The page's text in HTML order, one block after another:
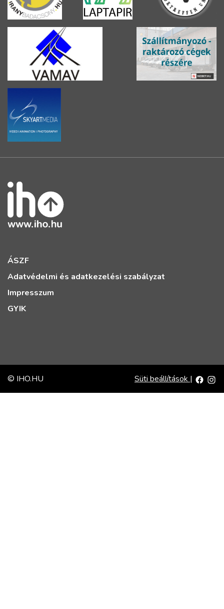
ÁSZF
Adatvédelmi és adatkezelési szabályzat
Impresszum
GYIK
© IHO.HU Süti beállítások|